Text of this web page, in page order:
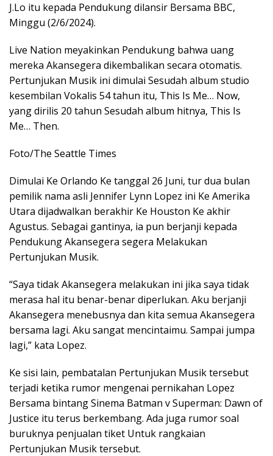
J.Lo itu kepada Pendukung dilansir Bersama BBC,
Minggu (2/6/2024).
Live Nation meyakinkan Pendukung bahwa uang
mereka Akansegera dikembalikan secara otomatis.
Pertunjukan Musik ini dimulai Sesudah album studio
kesembilan Vokalis 54 tahun itu, This Is Me… Now,
yang dirilis 20 tahun Sesudah album hitnya, This Is
Me… Then.
Foto/The Seattle Times
Dimulai Ke Orlando Ke tanggal 26 Juni, tur dua bulan
pemilik nama asli Jennifer Lynn Lopez ini Ke Amerika
Utara dijadwalkan berakhir Ke Houston Ke akhir
Agustus. Sebagai gantinya, ia pun berjanji kepada
Pendukung Akansegera segera Melakukan
Pertunjukan Musik.
“Saya tidak Akansegera melakukan ini jika saya tidak
merasa hal itu benar-benar diperlukan. Aku berjanji
Akansegera menebusnya dan kita semua Akansegera
bersama lagi. Aku sangat mencintaimu. Sampai jumpa
lagi,” kata Lopez.
Ke sisi lain, pembatalan Pertunjukan Musik tersebut
terjadi ketika rumor mengenai pernikahan Lopez
Bersama bintang Sinema Batman v Superman: Dawn of
Justice itu terus berkembang. Ada juga rumor soal
buruknya penjualan tiket Untuk rangkaian
Pertunjukan Musik tersebut.